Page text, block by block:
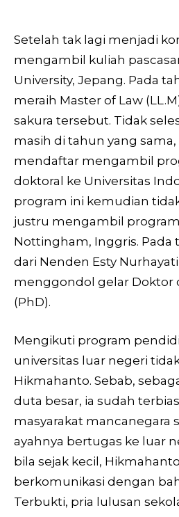
Setelah tak lagi menjadi
mengambil kuliah
University, Jepang. Pada
meraih Master of Law
sakura tersebut. Tidak
masih di tahun yang
mendaftar mengambil
doktoral ke Universitas
program ini kemudian
justru mengambil program
Nottingham, Inggris. Pada
dari Nenden Esty
menggondol gelar Doktor
(PhD).
Mengikuti program
universitas luar negeri
Hikmahanto. Sebab,
duta besar, ia sudah
masyarakat mancanegara
ayahnya bertugas ke luar
bila sejak kecil,
berkomunikasi dengan
Terbukti, pria lulusan